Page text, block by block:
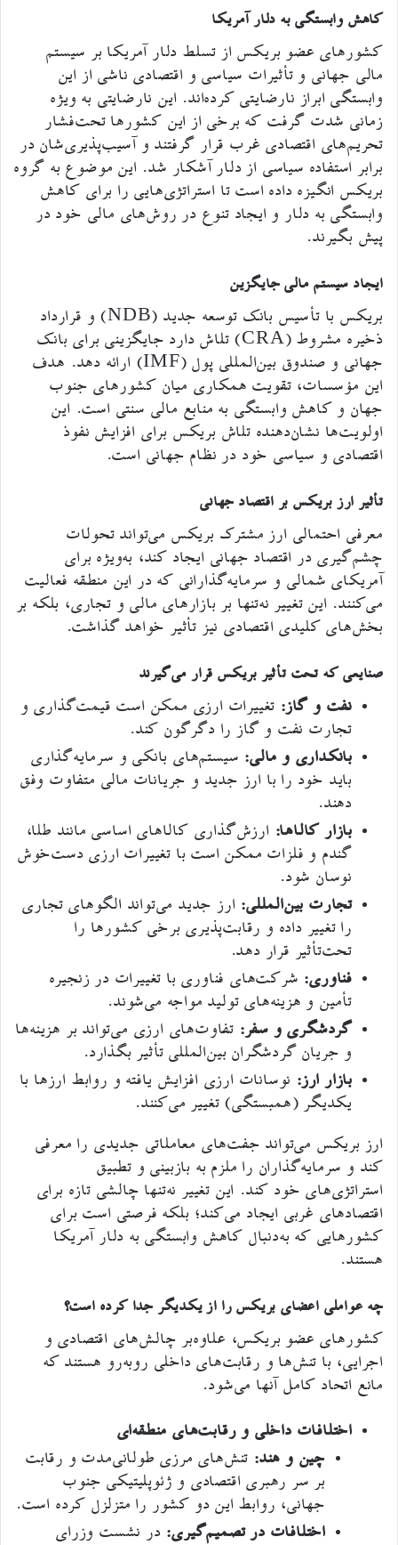
کاهش وابستگی به دلار آمریکا
کشورهای عضو بریکس از تسلط دلار آمریکا بر سیستم
مالی جهانی و تأثیرات سیاسی و اقتصادی ناشی از این
وابستگی ابراز نارضایتی کرده‌اند. این نارضایتی به ویژه
زمانی شدت گرفت که برخی از این کشورها تحت‌فشار
تحریم‌های اقتصادی غرب قرار گرفتند و آسیب‌پذیری‌شان در
برابر استفاده سیاسی از دلار آشکار شد. این موضوع به گروه
بریکس انگیزه داده است تا استراتژی‌هایی را برای کاهش
وابستگی به دلار و ایجاد تنوع در روش‌های مالی خود در
پیش بگیرند.
ایجاد سیستم مالی جایگزین
بریکس با تأسیس بانک توسعه جدید (NDB) و قرارداد
ذخیره مشروط (CRA) تلاش دارد جایگزینی برای بانک
جهانی و صندوق بین‌المللی پول (IMF) ارائه دهد. هدف
این مؤسسات، تقویت همکاری میان کشورهای جنوب
جهان و کاهش وابستگی به منابع مالی سنتی است. این
اولویت‌ها نشان‌دهنده تلاش بریکس برای افزایش نفوذ
اقتصادی و سیاسی خود در نظام جهانی است.
تأثیر ارز بریکس بر اقتصاد جهانی
معرفی احتمالی ارز مشترک بریکس می‌تواند تحولات
چشم‌گیری در اقتصاد جهانی ایجاد کند، به‌ویژه برای
آمریکای شمالی و سرمایه‌گذارانی که در این منطقه فعالیت
می‌کنند. این تغییر نه‌تنها بر بازارهای مالی و تجاری، بلکه بر
بخش‌های کلیدی اقتصادی نیز تأثیر خواهد گذاشت.
صنایعی که تحت تأثیر بریکس قرار می‌گیرند
نفت و گاز: تغییرات ارزی ممکن است قیمت‌گذاری و
تجارت نفت و گاز را دگرگون کند.
بانکداری و مالی: سیستم‌های بانکی و سرمایه‌گذاری
باید خود را با ارز جدید و جریانات مالی متفاوت وفق
دهند.
بازار کالاها: ارزش‌گذاری کالاهای اساسی مانند طلا،
گندم و فلزات ممکن است با تغییرات ارزی دست‌خوش
نوسان شود.
تجارت بین‌المللی: ارز جدید می‌تواند الگوهای تجاری
را تغییر داده و رقابت‌پذیری برخی کشورها را
تحت‌تأثیر قرار دهد.
فناوری: شرکت‌های فناوری با تغییرات در زنجیره
تأمین و هزینه‌های تولید مواجه می‌شوند.
گردشگری و سفر: تفاوت‌های ارزی می‌تواند بر هزینه‌ها
و جریان گردشگران بین‌المللی تأثیر بگذارد.
بازار ارز: نوسانات ارزی افزایش یافته و روابط ارزها با
یکدیگر (همبستگی‌) تغییر می‌کنند.
ارز بریکس می‌تواند جفت‌های معاملاتی جدیدی را معرفی
کند و سرمایه‌گذاران را ملزم به بازبینی و تطبیق
استراتژی‌های خود کند. این تغییر نه‌تنها چالشی تازه برای
اقتصادهای غربی ایجاد می‌کند؛ بلکه فرصتی است برای
کشورهایی که به‌دنبال کاهش وابستگی به دلار آمریکا
هستند.
چه عواملی اعضای بریکس را از یکدیگر جدا کرده است؟
کشورهای عضو بریکس، علاوه‌بر چالش‌های اقتصادی و
اجرایی، با تنش‌ها و رقابت‌های داخلی روبه‌رو هستند که
مانع اتحاد کامل آنها می‌شود.
اختلافات داخلی و رقابت‌های منطقه‌ای
چین و هند: تنش‌های مرزی طولانی‌مدت و رقابت
بر سر رهبری اقتصادی و ژئوپلیتیکی جنوب
جهانی، روابط این دو کشور را متزلزل کرده است.
اختلافات در تصمیم‌گیری: در نشست وزرای